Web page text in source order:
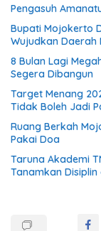
Pengasuh
Bupati Mojokerto
Wujudkan Daerah
8 Bulan Lagi
Segera Dibangun
Target Menang
Tidak Boleh Jadi
Ruang Berkah
Pakai Doa
Taruna Akademi
Tanamkan